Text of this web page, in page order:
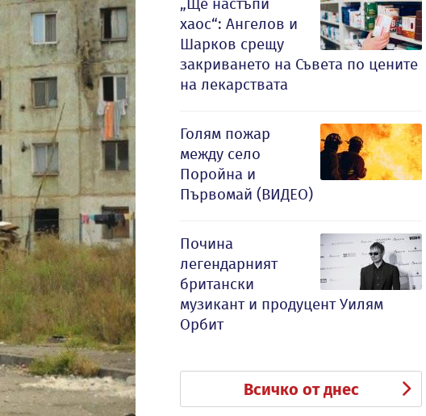
хаос“: Ангелов и
Шарков срещу
закриването на Съвета по цените
на лекарствата
Голям пожар
между село
Поройна и
Първомай (ВИДЕО)
Почина
легендарният
британски
музикант и продуцент Уилям
Орбит
Всичко от днес